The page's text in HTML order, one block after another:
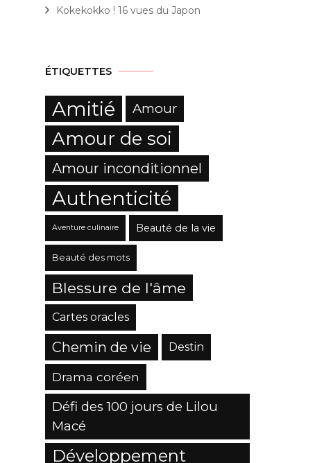
Kokekokko ! 16 vues du Japon
ÉTIQUETTES
Amitié Amour
Amour de soi
Amour inconditionnel
Authenticité
Aventure culinaire Beauté de la vie
Beauté des mots
Blessure de l'âme
Cartes oracles
Chemin de vie Destin
Drama coréen
Défi des 100 jours de Lilou
Macé
Développement